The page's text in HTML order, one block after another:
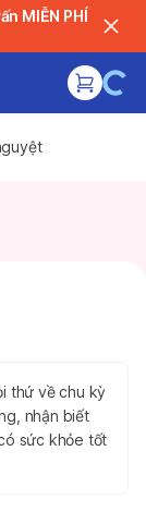
thứ về chu kỳ
nhận biết
sức khỏe tốt